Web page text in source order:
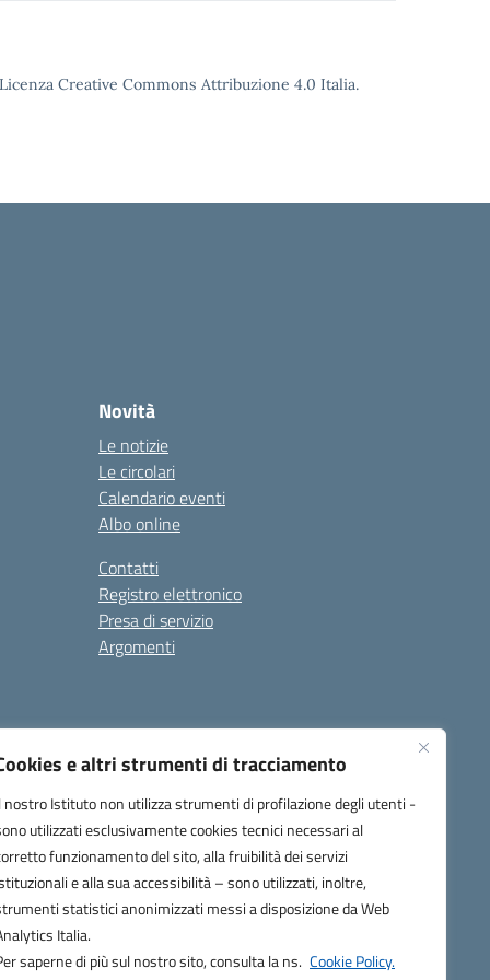
e altri strumenti di tracciamento
nostro Istituto non utilizza strumenti di profilazione degli utenti -
utilizzati esclusivamente cookies tecnici necessari al
funzionamento del sito, alla fruibilità dei servizi
e alla sua accessibilità – sono utilizzati, inoltre,
statistici anonimizzati messi a disposizione da Web
Italia.
saperne di più sul nostro sito, consulta la ns. Cookie Policy.
Creative Commons Attribuzione 4.0 Italia.
Novità
Le notizie
Le circolari
Calendario eventi
Albo online
Contatti
Registro elettronico
Presa di servizio
Argomenti